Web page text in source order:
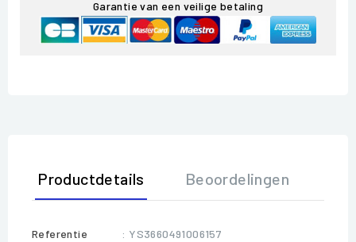
Garantie van een veilige betaling
Productdetails Beoordelingen
Referentie
: YS3660491006157